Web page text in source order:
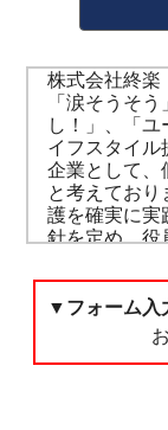
株式会社終楽
「涙そうそ
し！」、「
イフスタイル
企業として、
と考えており
護を確実に実
針を定め、役
個
当社が取り
みにつきま
▼フォーム入